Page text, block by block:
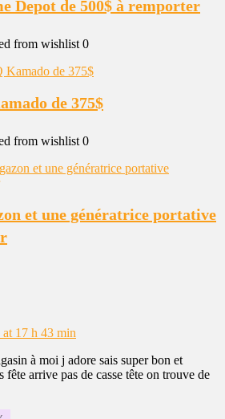
Depot de 500$ à remporter
from wishlist 0
de 375$
from wishlist 0
et une génératrice portative
17 h 43 min
à moi j adore sais super bon et
fête arrive pas de casse tête on trouve de